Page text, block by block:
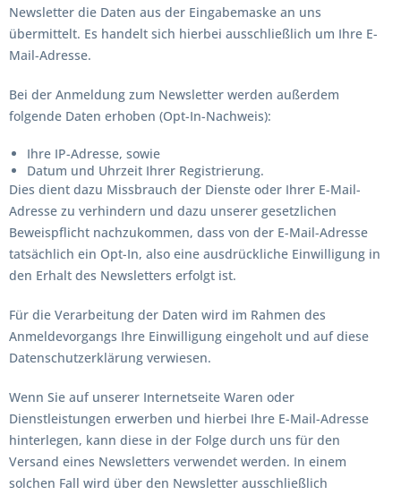
Newsletter die Daten aus der Eingabemaske an uns
übermittelt. Es handelt sich hierbei ausschließlich um Ihre E-
Mail-Adresse.
Bei der Anmeldung zum Newsletter werden außerdem
folgende Daten erhoben (Opt-In-Nachweis):
Ihre IP-Adresse, sowie
Datum und Uhrzeit Ihrer Registrierung.
Dies dient dazu Missbrauch der Dienste oder Ihrer E-Mail-
Adresse zu verhindern und dazu unserer gesetzlichen
Beweispflicht nachzukommen, dass von der E-Mail-Adresse
tatsächlich ein Opt-In, also eine ausdrückliche Einwilligung in
den Erhalt des Newsletters erfolgt ist.
Für die Verarbeitung der Daten wird im Rahmen des
Anmeldevorgangs Ihre Einwilligung eingeholt und auf diese
Datenschutzerklärung verwiesen.
Wenn Sie auf unserer Internetseite Waren oder
Dienstleistungen erwerben und hierbei Ihre E-Mail-Adresse
hinterlegen, kann diese in der Folge durch uns für den
Versand eines Newsletters verwendet werden. In einem
solchen Fall wird über den Newsletter ausschließlich